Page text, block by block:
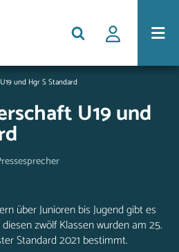
und Hgr S Standard
U19 und
über Junioren bis Jugend gibt es
zwölf Klassen wurden am 25.
Standard 2021 bestimmt.